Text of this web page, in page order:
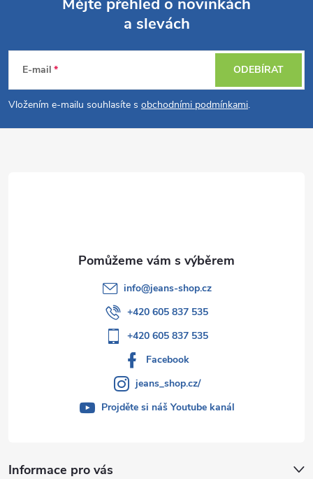
p
a
Mějte přehled o novinkách
a slevách
E-mail
Vložením e-mailu souhlasíte s obchodními podmínkami.
ODEBÍRAT
Informace pro vás
info@jeans-shop.cz
+420 605 837 535
+420 605 837 535
Facebook
jeans_shop.cz/
Projděte si náš Youtube kanál